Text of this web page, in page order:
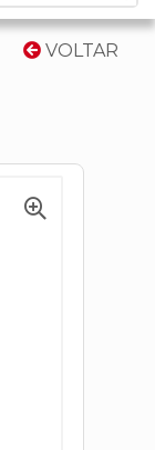
VOLTAR